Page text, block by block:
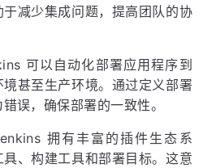
减少集成问题，提高团队的协
可以自动化部署应用程序到
甚至生产环境。通过定义部署
误，确保部署的一致性。
拥有丰富的插件生态系
、构建工具和部署目标。这意